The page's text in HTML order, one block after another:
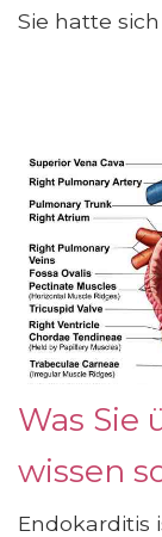
Sie hatte sich
Was Sie
wissen
Endokarditis